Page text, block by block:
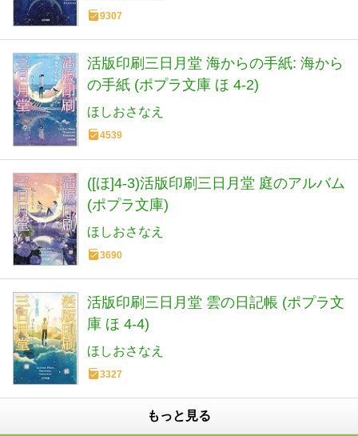
9307
活版印刷三日月堂 海からの手紙: 海から
の手紙 (ポプラ文庫 ほ 4-2)
ほしおさなえ
4539
([ほ]4-3)活版印刷三日月堂 庭のアルバム
(ポプラ文庫)
ほしおさなえ
3690
活版印刷三日月堂 雲の日記帳 (ポプラ文
庫 ほ 4-4)
ほしおさなえ
3327
もっと見る